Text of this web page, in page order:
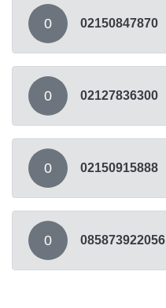
0 02150847870
0 02127836300
0 02150915888
0 085873922056